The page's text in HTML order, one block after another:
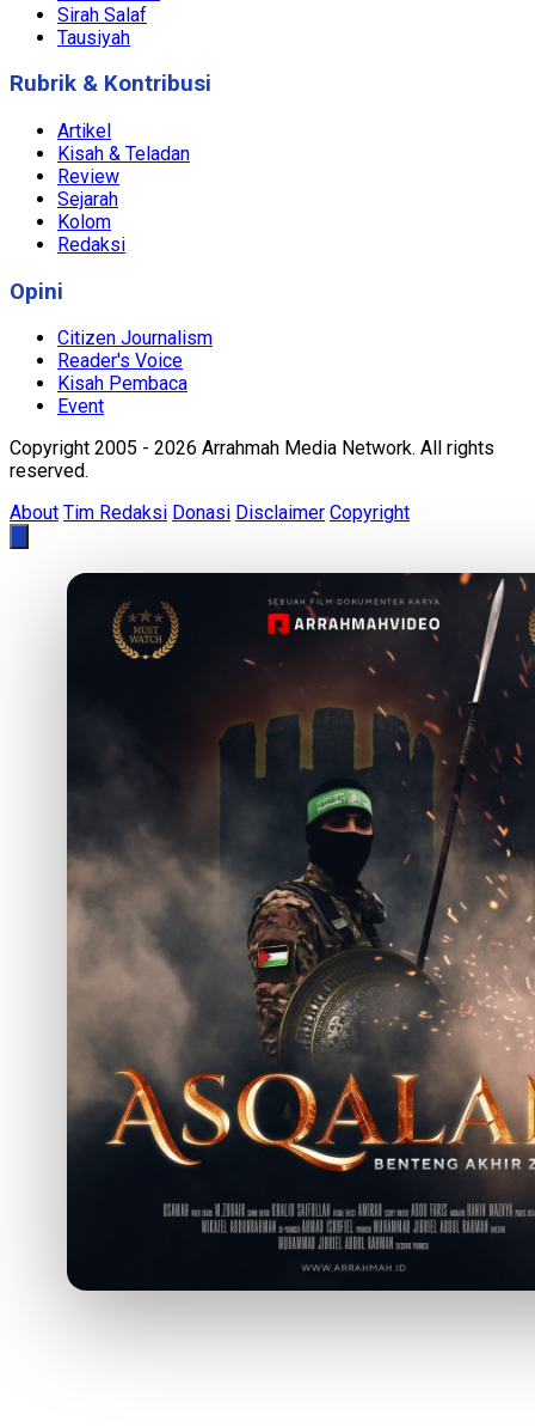
Sirah Salaf
Tausiyah
Rubrik & Kontribusi
Artikel
Kisah & Teladan
Review
Sejarah
Kolom
Redaksi
Opini
Citizen Journalism
Reader's Voice
Kisah Pembaca
Event
Copyright 2005 - 2026 Arrahmah Media Network. All rights
reserved.
About Tim Redaksi Donasi Disclaimer Copyright